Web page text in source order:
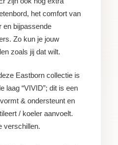
het comfort van
en bijpassende
Zo kun je jouw
zoals jij dat wilt.
Eastborn collectie is
laag “VIVID”; dit is een
& ondersteunt en
/ koeler aanvoelt.
verschillen.